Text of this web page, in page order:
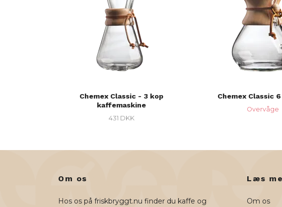
Chemex Classic - 3 kop
kaffemaskine
431 DKK
Chemex Classic
Overvåge
Om os
Hos os på friskbryggt.nu finder du kaffe og
Læs
Om os